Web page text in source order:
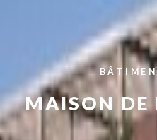
MAISON DE